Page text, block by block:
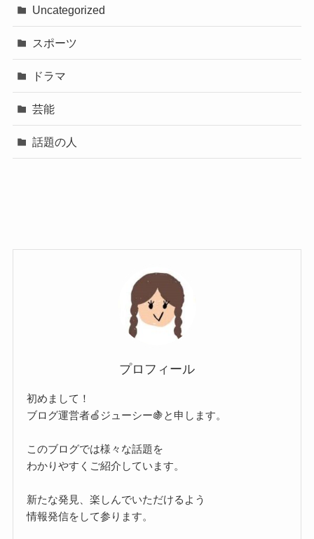
Uncategorized
スポーツ
ドラマ
芸能
話題の人
プロフィール
初めまして！
ブログ運営者🍏ジューシー🍇と申します。
このブログでは様々な話題を
わかりやすくご紹介しています。
新たな発見、楽しんでいただけるよう
情報発信をして参ります。